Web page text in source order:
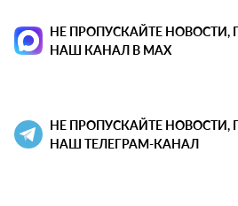
НЕ ПРОПУСКАЙТЕ
НАШ КАНАЛ В MAX
НЕ ПРОПУСКАЙТЕ
НАШ ТЕЛЕГРАМ-КАНАЛ